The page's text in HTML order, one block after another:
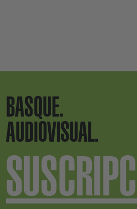
BASQUE.
AUDIOVISUAL.